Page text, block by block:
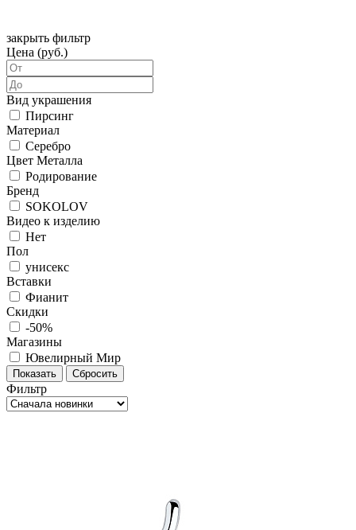
закрыть фильтр
Цена (руб.)
Вид украшения
Пирсинг
Материал
Серебро
Цвет Металла
Родирование
Бренд
SOKOLOV
Видео к изделию
Нет
Пол
унисекс
Вставки
Фианит
Скидки
-50%
Магазины
Ювелирный Мир
Фильтр